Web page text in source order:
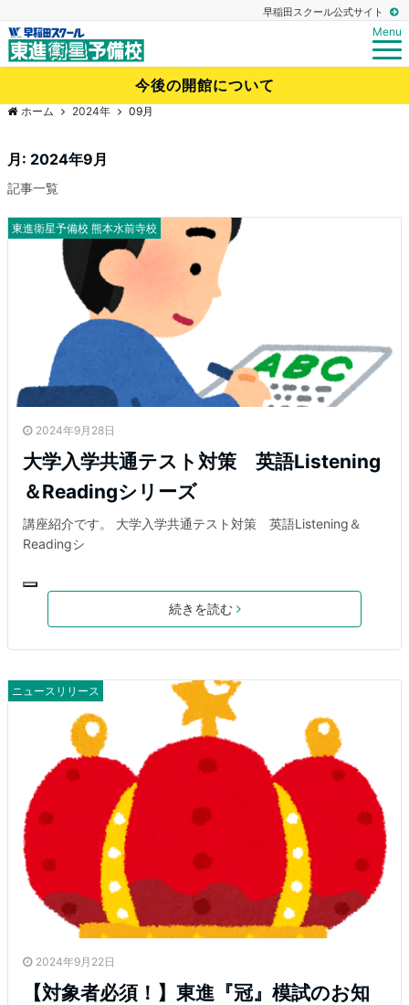
早稲田スクール公式サイト
Menu
今後の開館について
ホーム 2024年 09月
月: 2024年9月
記事一覧
東進衛星予備校 熊本水前寺校
2024年9月28日
大学入学共通テスト対策 英語Listening
＆Readingシリーズ
講座紹介です。 大学入学共通テスト対策 英語Listening＆
Readingシ
続きを読む
ニュースリリース
2024年9月22日
【対象者必須！】東進『冠』模試のお知